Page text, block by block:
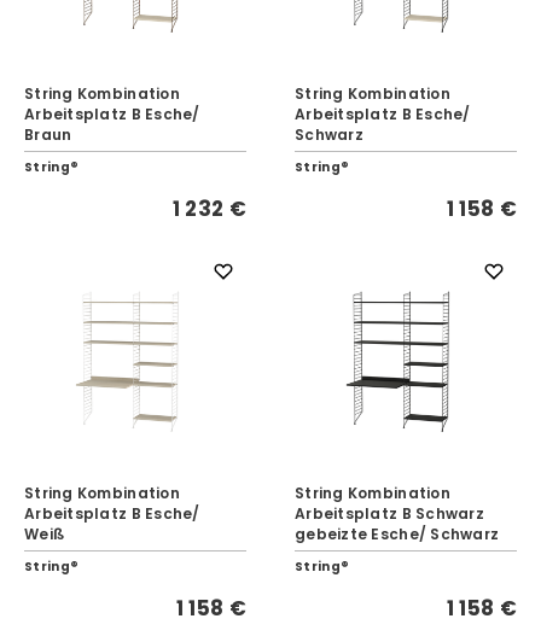
String Kombination
Arbeitsplatz B Esche/
Braun
String®
1 232 €
String Kombination
Arbeitsplatz B Esche/
Schwarz
String®
1 158 €
String Kombination
Arbeitsplatz B Esche/
Weiß
String®
1 158 €
String Kombination
Arbeitsplatz B Schwarz
gebeizte Esche/ Schwarz
String®
1 158 €